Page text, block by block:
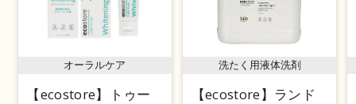
オーラルケア
【ecostore】トゥー
洗たく用液体洗剤
【ecostore】ランド